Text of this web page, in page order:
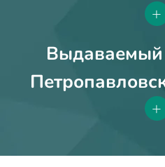
+
Выдаваемый
+